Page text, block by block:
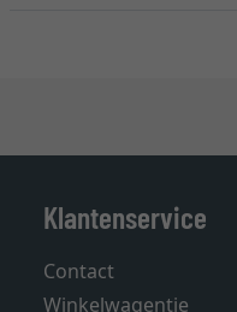
Klantenservice
Contact
Winkelwagentje